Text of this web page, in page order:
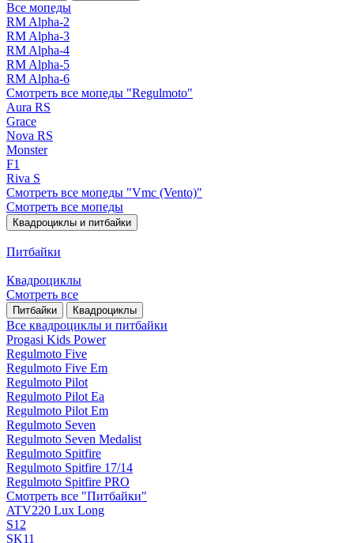
Все мопеды
RM Alpha-2
RM Alpha-3
RM Alpha-4
RM Alpha-5
RM Alpha-6
Смотреть все мопеды "Regulmoto"
Aura RS
Grace
Nova RS
Monster
F1
Riva S
Смотреть все мопеды "Vmc (Vento)"
Смотреть все мопеды
Квадроциклы и питбайки
Питбайки
Квадроциклы
Смотреть все
Питбайки Квадроциклы
Все квадроциклы и питбайки
Progasi Kids Power
Regulmoto Five
Regulmoto Five Em
Regulmoto Pilot
Regulmoto Pilot Ea
Regulmoto Pilot Em
Regulmoto Seven
Regulmoto Seven Medalist
Regulmoto Spitfire
Regulmoto Spitfire 17/14
Regulmoto Spitfire PRO
Смотреть все "Питбайки"
ATV220 Lux Long
S12
SK11